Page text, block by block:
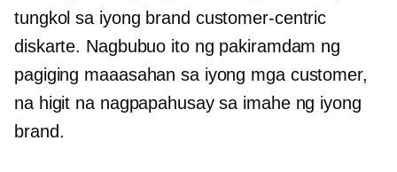
tungkol sa iyong brand customer-centric
diskarte. Nagbubuo ito ng pakiramdam ng
pagiging maaasahan sa iyong mga customer,
na higit na nagpapahusay sa imahe ng iyong
brand.